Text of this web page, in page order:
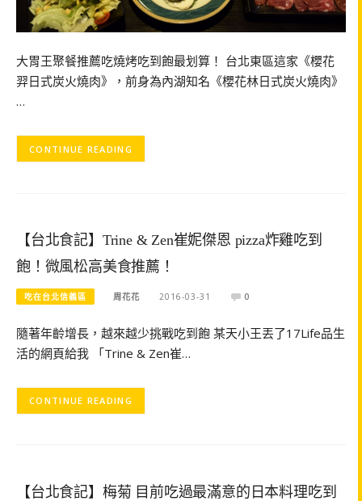
大胃王聚餐推薦吃燒烤吃到飽最划算！ 台北東區這家《櫻花
羿日式炭火燒肉》，前身為內湖知名《櫻花林日式炭火燒肉》
…
CONTINUE READING
【台北食記】Trine & Zen崔妮傑恩 pizza炸雞吃到
飽！微風松高美食推薦！
吃在台北信義區 周花花 2016-03-31 0
隨著年齡增長，越來越少挑戰吃到飽 某天小王丟了17Life品生
活的網頁給我 「Trine & Zen崔…
CONTINUE READING
【台北食記】梅菊 目前吃過最滿意的日本料理吃到